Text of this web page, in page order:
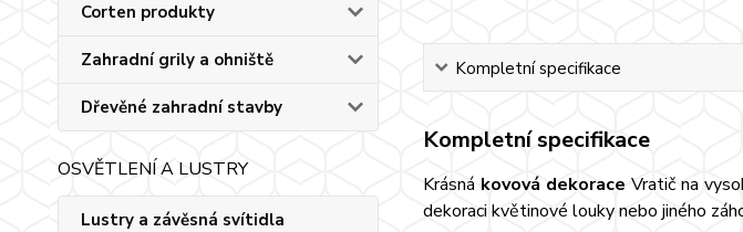
Corten produkty
Zahradní grily a ohniště
Dřevěné zahradní stavby
OSVĚTLENÍ A LUSTRY
Lustry a závěsná svítidla
Kompletní specifikace
Kompletní specifikace
Krásná kovová dekorace Vratič na
dekoraci květinové louky nebo jiného